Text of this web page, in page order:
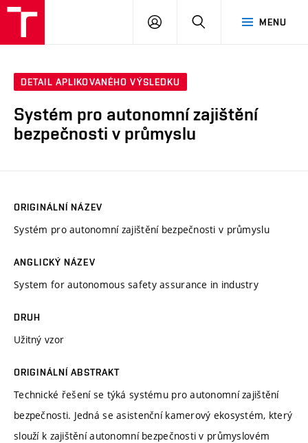
MENU
PŘIHLÁSIT
DETAIL APLIKOVANÉHO VÝSLEDKU
Systém pro autonomní zajištění
bezpečnosti v průmyslu
ORIGINÁLNÍ NÁZEV
Systém pro autonomní zajištění bezpečnosti v průmyslu
ANGLICKÝ NÁZEV
System for autonomous safety assurance in industry
DRUH
Užitný vzor
ORIGINÁLNÍ ABSTRAKT
Technické řešení se týká systému pro autonomní zajištění
bezpečnosti. Jedná se asistenční kamerový ekosystém, který
slouží k zajištění autonomní bezpečnosti v průmyslovém